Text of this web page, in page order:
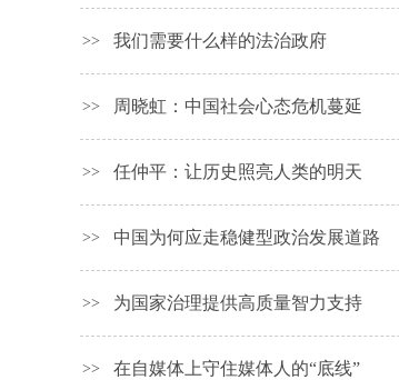
>> 我们需要什么样的法治政府
>> 周晓虹：中国社会心态危机蔓延
>> 任仲平：让历史照亮人类的明天
>> 中国为何应走稳健型政治发展道路
>> 为国家治理提供高质量智力支持
>> 在自媒体上守住媒体人的“底线”